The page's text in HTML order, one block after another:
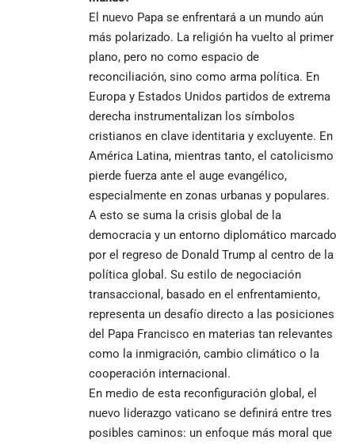
El nuevo Papa se enfrentará a un mundo aún
más polarizado. La religión ha vuelto al primer
plano, pero no como espacio de
reconciliación, sino como arma política. En
Europa y Estados Unidos partidos de extrema
derecha instrumentalizan los símbolos
cristianos en clave identitaria y excluyente. En
América Latina, mientras tanto, el catolicismo
pierde fuerza ante el auge evangélico,
especialmente en zonas urbanas y populares.
A esto se suma la crisis global de la
democracia y un entorno diplomático marcado
por el regreso de Donald Trump al centro de la
política global. Su estilo de negociación
transaccional, basado en el enfrentamiento,
representa un desafío directo a las posiciones
del Papa Francisco en materias tan relevantes
como la inmigración, cambio climático o la
cooperación internacional.
En medio de esta reconfiguración global, el
nuevo liderazgo vaticano se definirá entre tres
posibles caminos: un enfoque más moral que